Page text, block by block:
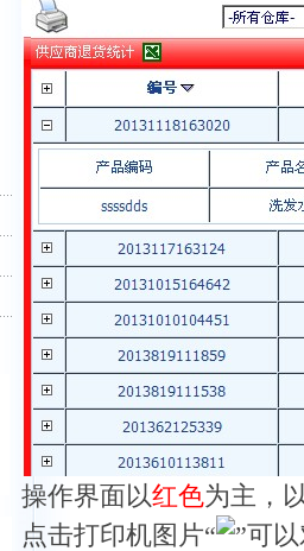
操作界面以红色为主，
点击打印机图片“
”可